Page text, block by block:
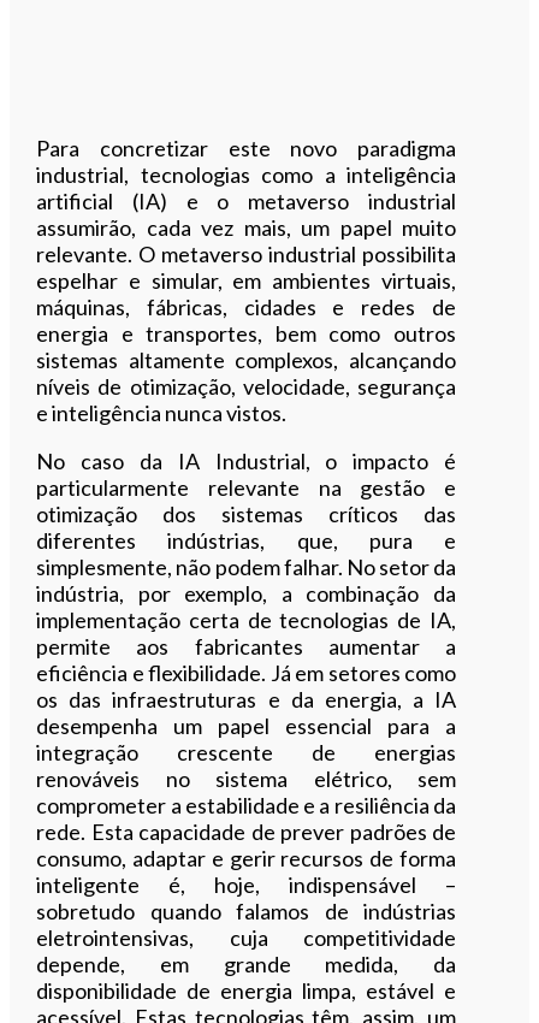
Para concretizar este novo paradigma
industrial, tecnologias como a inteligência
artificial (IA) e o metaverso industrial
assumirão, cada vez mais, um papel muito
relevante. O metaverso industrial possibilita
espelhar e simular, em ambientes virtuais,
máquinas, fábricas, cidades e redes de
energia e transportes, bem como outros
sistemas altamente complexos, alcançando
níveis de otimização, velocidade, segurança
e inteligência nunca vistos.
No caso da IA Industrial, o impacto é
particularmente relevante na gestão e
otimização dos sistemas críticos das
diferentes indústrias, que, pura e
simplesmente, não podem falhar. No setor da
indústria, por exemplo, a combinação da
implementação certa de tecnologias de IA,
permite aos fabricantes aumentar a
eficiência e flexibilidade. Já em setores como
os das infraestruturas e da energia, a IA
desempenha um papel essencial para a
integração crescente de energias
renováveis no sistema elétrico, sem
comprometer a estabilidade e a resiliência da
rede. Esta capacidade de prever padrões de
consumo, adaptar e gerir recursos de forma
inteligente é, hoje, indispensável –
sobretudo quando falamos de indústrias
eletrointensivas, cuja competitividade
depende, em grande medida, da
disponibilidade de energia limpa, estável e
acessível. Estas tecnologias têm, assim, um